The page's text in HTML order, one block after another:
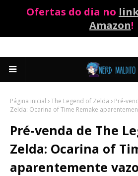
Ofertas do dia no
Amazon!
Página inicial The Legend of Zelda
Pré-
Zelda: Ocarina of Time Remake
Pré-venda de The
Zelda: Ocarina of
aparentemente